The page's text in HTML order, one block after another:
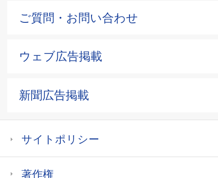
ご質問・お問い合わせ
ウェブ広告掲載
新聞広告掲載
サイトポリシー
著作権